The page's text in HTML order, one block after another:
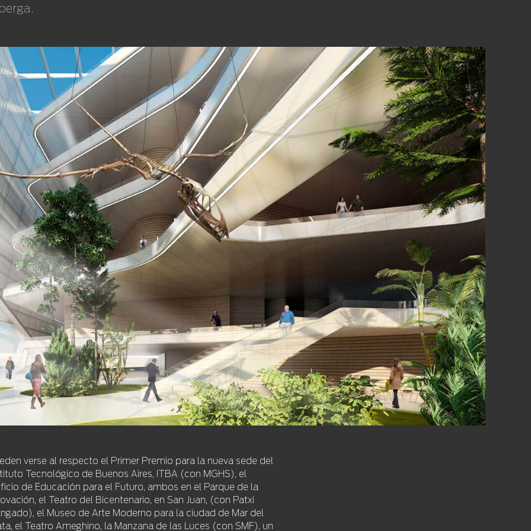
verse al respecto el Primer Premio para la nueva sede del
Tecnológico de Buenos Aires, ITBA (con MGHS), el
de Educación para el Futuro, ambos en el Parque de la
el Teatro del Bicentenario, en San Juan, (con Patxi
el Museo de Arte Moderno para la ciudad de Mar del
el Teatro Ameghino, la Manzana de las Luces (con SMF), un